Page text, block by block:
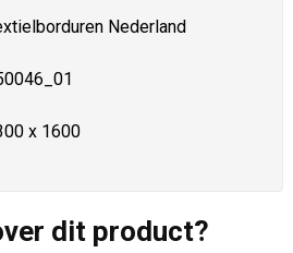
Nederland
x 1600
dit product?